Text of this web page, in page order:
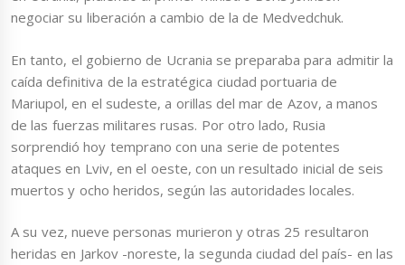
negociar su liberación a cambio de la de Medvedchuk.
En tanto, el gobierno de Ucrania se preparaba para admitir la
caída definitiva de la estratégica ciudad portuaria de
Mariupol, en el sudeste, a orillas del mar de Azov, a manos
de las fuerzas militares rusas. Por otro lado, Rusia
sorprendió hoy temprano con una serie de potentes
ataques en Lviv, en el oeste, con un resultado inicial de seis
muertos y ocho heridos, según las autoridades locales.
A su vez, nueve personas murieron y otras 25 resultaron
heridas en Jarkov -noreste, la segunda ciudad del país- en las